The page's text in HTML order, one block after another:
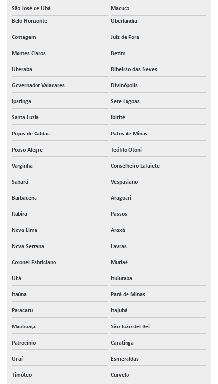
São José de Ubá Macuco
Belo Horizonte Uberlândia
Contagem Juiz de Fora
Montes Claros Betim
Uberaba Ribeirão das Neves
Governador Valadares Divinópolis
Ipatinga Sete Lagoas
Santa Luzia Ibirité
Poços de Caldas Patos de Minas
Pouso Alegre Teófilo Otoni
Varginha Conselheiro Lafaiete
Sabará Vespasiano
Barbacena Araguari
Itabira Passos
Nova Lima Araxá
Nova Serrana Lavras
Coronel Fabriciano Muriaé
Ubá Ituiutaba
Itaúna Pará de Minas
Paracatu Itajubá
Manhuaçu São João del Rei
Patrocínio Caratinga
Unaí Esmeraldas
Timóteo Curvelo